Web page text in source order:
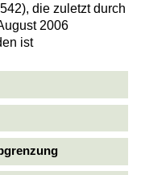
die zuletzt durch
2006
ist